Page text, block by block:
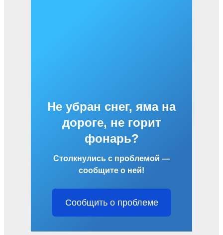
Не убран снег, яма на
дороге, не горит
фонарь?
Столкнулись с проблемой —
сообщите о ней!
Сообщить о проблеме